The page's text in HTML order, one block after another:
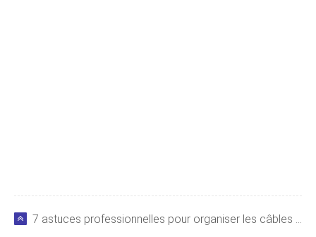
7 astuces professionnelles pour organiser les câbles sous votre bureau